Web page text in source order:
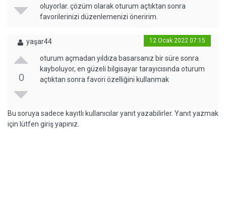
oluyorlar. çözüm olarak oturum açtıktan sonra
favorilerinizi düzenlemenizi öneririm.
yaşar44 12 Ocak 2022 07:15
0
oturum açmadan yıldıza basarsanız bir süre sonra
kayboluyor, en güzeli bilgisayar tarayıcısında oturum
açtıktan sonra favori özelliğini kullanmak
Bu soruya sadece kayıtlı kullanıcılar yanıt yazabilirler. Yanıt yazmak
için lütfen giriş yapınız.